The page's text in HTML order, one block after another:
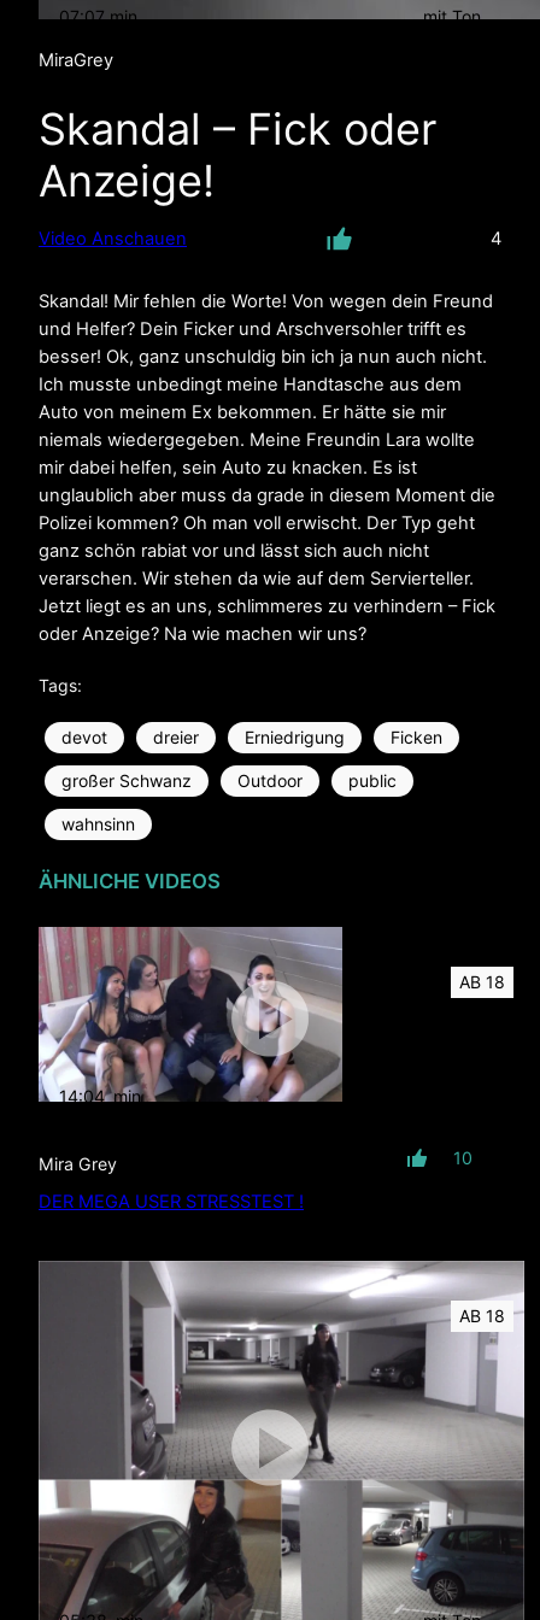
07:07 min mit Ton
MiraGrey
Skandal – Fick oder
Anzeige!
Video Anschauen 4
Skandal! Mir fehlen die Worte! Von wegen dein Freund
und Helfer? Dein Ficker und Arschversohler trifft es
besser! Ok, ganz unschuldig bin ich ja nun auch nicht.
Ich musste unbedingt meine Handtasche aus dem
Auto von meinem Ex bekommen. Er hätte sie mir
niemals wiedergegeben. Meine Freundin Lara wollte
mir dabei helfen, sein Auto zu knacken. Es ist
unglaublich aber muss da grade in diesem Moment die
Polizei kommen? Oh man voll erwischt. Der Typ geht
ganz schön rabiat vor und lässt sich auch nicht
verarschen. Wir stehen da wie auf dem Servierteller.
Jetzt liegt es an uns, schlimmeres zu verhindern – Fick
oder Anzeige? Na wie machen wir uns?
Tags:
devot dreier Erniedrigung Ficken
großer Schwanz Outdoor public
wahnsinn
ÄHNLICHE VIDEOS
AB 18
14:04 min
Mira Grey 10
DER MEGA USER STRESSTEST !
AB 18